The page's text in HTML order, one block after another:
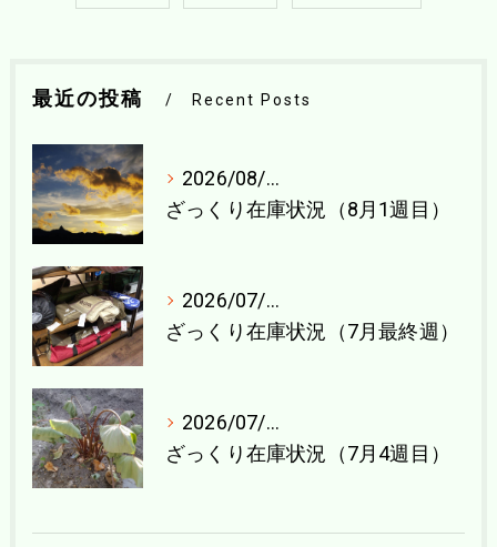
最近の投稿 Recent Posts
2026/08/04
ざっくり在庫状況（8月1週目）
2026/07/27
ざっくり在庫状況（7月最終週）
2026/07/21
ざっくり在庫状況（7月4週目）